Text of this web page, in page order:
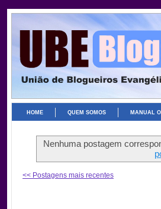
HOME QUEM SOMOS MANUAL
Nenhuma postagem
<< Postagens mais recentes